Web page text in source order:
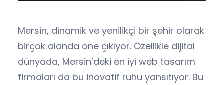
Mersin, dinamik ve yenilikçi bir şehir olarak
birçok alanda öne çıkıyor. Özellikle dijital
dünyada, Mersin’deki en iyi web tasarım
firmaları da bu inovatif ruhu yansıtıyor. Bu